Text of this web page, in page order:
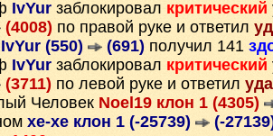
IvYur заблокировал критический
(4008) по правой руке и ответил
IvYur (550) (691) получил 141
IvYur заблокировал критический
(3711) по левой руке и ответил
Человек Noel19 клон 1 (4305)
xe-xe клон 1 (-25739)
(-